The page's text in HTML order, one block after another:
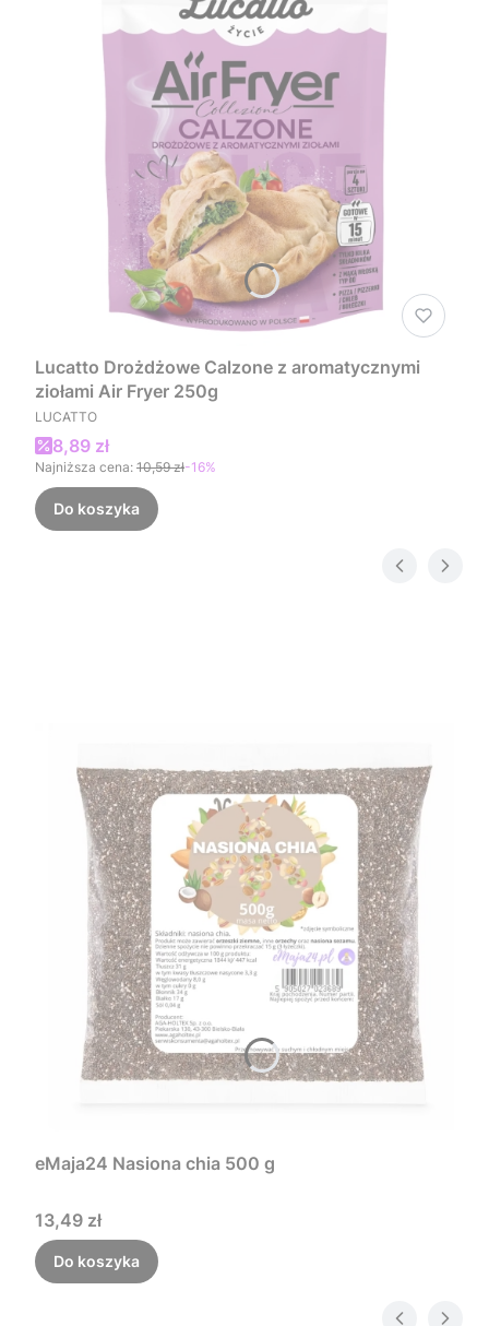
Lucatto Drożdżowe Calzone z aromatycznymi
ziołami Air Fryer 250g
PRODUCENT
LUCATTO
Cena promocyjna
8,89 zł
Najniższa cena: 10,59 zł-16%
Do koszyka
eMaja24 Nasiona chia 500 g
Cena
13,49 zł
Do koszyka